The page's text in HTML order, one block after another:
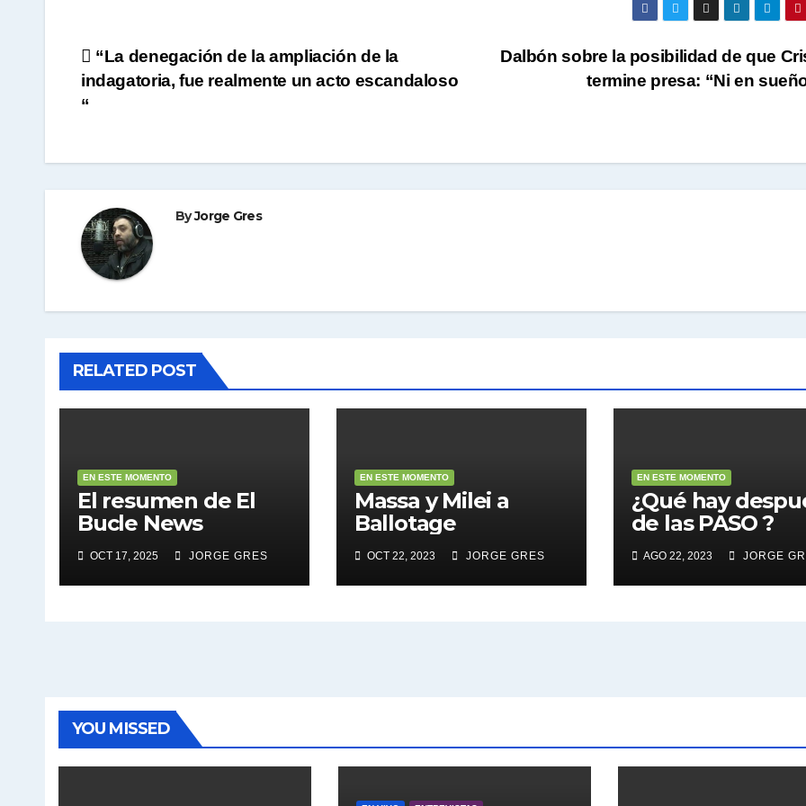
Navegación
de
Dalbón sobre la posibilidad de que
termine presa: “Ni en
“La denegación de la ampliación de la
indagatoria, fue realmente un acto escandaloso
“
ByJorge Gres
RELATED POST
EN ESTE MOMENTO
El resumen de El
Bucle News
OCT 17, 2025 JORGE GRES
EN ESTE MOMENTO
Massa y Milei a
Ballotage
OCT 22, 2023 JORGE GRES
EN ESTE MOMENTO
¿Qué hay
de las PASO ?
AGO 22, 2023 JORGE
YOU MISSED